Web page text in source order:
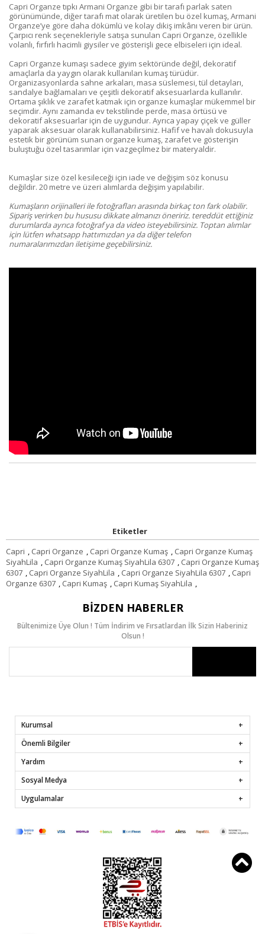
Capri Organze tıpkı Armani Organze gibi bir tarafı parlak saten
görünümünde, diğer tarafı mat olarak üretilen bu özel kumaş, Armani
Organze’ye göre daha dökümlü ve kolay dikiş imkânı veren bir ürün.
Çarpıcı renk seçenekleriyle satışa sunulan Capri Organze, özellikle
volanlı, fırfırlı hacimli giysiler ve gösterişli gece elbiseleri için ideal.
Capri Organze kumaşı sadece giyim sektöründe değil, dekoratif
amaçlarla da yaygın olarak kullanılan kumaş türüdür.
Organizasyonlarda sahne arkaları, masa süslemesi, tül detayları,
sandalye bağlamaları ve çeşitli dekoratif aksesuarlarda kullanılır.
Ortama şıklık ve zarafet katmak için organze kumaşlar mükemmel bir
seçimdir. Aynı zamanda ev tekstilinde perde, masa örtüsü ve
dekoratif aksesuarlar için de uygundur. Ayrıca yapay çiçek ve güller
yaparak aksesuar olarak kullanabilirsiniz. Hafif ve havalı dokusuyla
estetik bir görünüm sunan organze kumaş, zarafet ve gösterişin
buluştuğu özel tasarımlar için vazgeçilmez bir materyaldir.
Kumaşlar size özel kesileceği için iade ve değişim söz konusu
değildir. 20 metre ve üzeri alımlarda değişim yapılabilir.
Kumaşların orijinalleri ile fotoğrafları arasında birkaç ton fark olabilir.
Sipariş verirken bu hususu dikkate almanızı öneririz. tereddüt ettiğiniz
durumlarda ayrıca fotoğraf ya da video isteyebilirsiniz. Toptan alımlar
için lütfen whatsapp hattımızdan ya da diğer telefon
numaralarımızdan iletişime geçebilirsiniz.
Etiketler
Capri , Capri Organze , Capri Organze Kumaş , Capri Organze Kumaş
SiyahLila , Capri Organze Kumaş SiyahLila 6307 , Capri Organze Kumaş
6307 , Capri Organze SiyahLila , Capri Organze SiyahLila 6307 , Capri
Organze 6307 , Capri Kumaş , Capri Kumaş SiyahLila ,
BIZDEN HABERLER
Bültenimize Üye Olun ! Tüm İndirim ve Fırsatlardan İlk Sizin Haberiniz
Olsun !
Kurumsal
Önemli Bilgiler
Yardım
Sosyal Medya
Uygulamalar